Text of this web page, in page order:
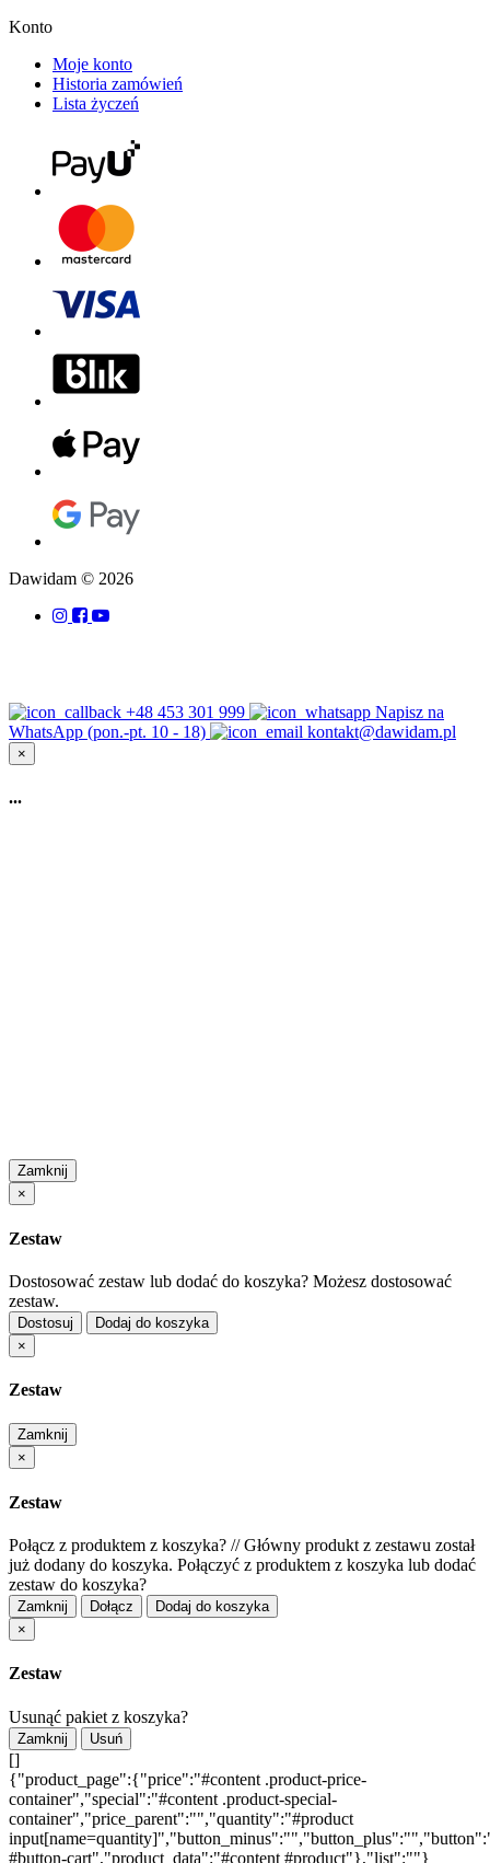
Konto
Moje konto
Historia zamówień
Lista życzeń
Dawidam © 2026
+48 453 301 999
Napisz na
WhatsApp (pon.-pt. 10 - 18)
kontakt@dawidam.pl
×
...
Zamknij
×
Zestaw
Dostosować zestaw lub dodać do koszyka? Możesz dostosować
zestaw.
Dostosuj
Dodaj do koszyka
×
Zestaw
Zamknij
×
Zestaw
Połącz z produktem z koszyka? //Główny produkt z zestawu został
już dodany do koszyka. Połączyć z produktem z koszyka lub dodać
zestaw do koszyka?
Zamknij Dołącz
Dodaj do koszyka
×
Zestaw
Usunąć pakiet z koszyka?
Zamknij Usuń
[]
{"product_page":{"price":"#content .product-price-
container","special":"#content .product-special-
container","price_parent":"","quantity":"#product
#button-cart","product_data":"#content #product"},"list":""}